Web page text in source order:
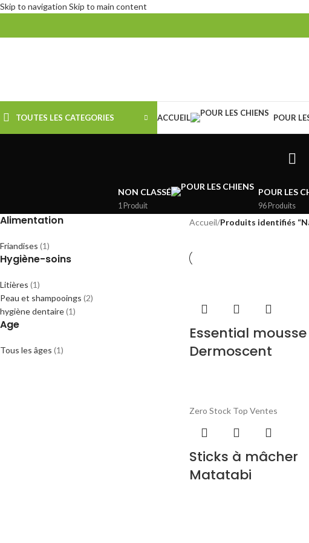
Skip to navigation Skip to main content
TOUTES LES CATEGORIES ACCUEIL POUR
NON CLASSÉ
1 Produit
POUR LES
96 Produits
Alimentation
Friandises (1)
Hygiène-soins
Litières (1)
Peau et shampooings (2)
hygiène dentaire(1)
Age
Tous les âges (1)
Accueil/Produits identifiés
Essential mousse
Dermoscent
Zero Stock Top Ventes
Sticks à mâcher
Matatabi